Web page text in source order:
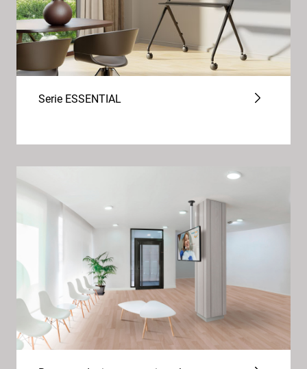
Serie ESSENTIAL